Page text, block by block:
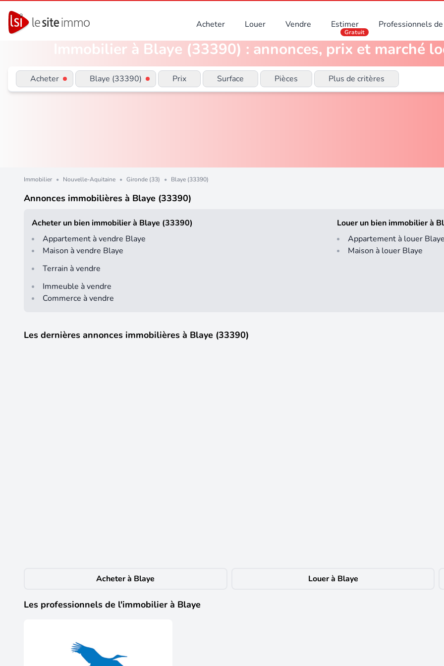
Acheter Louer Vendre Estimer
Gratuit
Professionnels
Immobilier à Blaye (33390) : annonces, prix et marché
Acheter Blaye (33390) Prix Surface Pièces Plus de critères
Immobilier • Nouvelle-Aquitaine • Gironde (33) • Blaye (33390)
Annonces immobilières à Blaye (33390)
Acheter un bien immobilier à Blaye (33390)
Appartement à vendre Blaye
Maison à vendre Blaye
Terrain à vendre
Immeuble à vendre
Commerce à vendre
Louer un bien immobilier à
Appartement à louer Blaye
Maison à louer Blaye
Les dernières annonces immobilières à Blaye (33390)
Acheter à Blaye Louer à Blaye
Les professionnels de l'immobilier à Blaye